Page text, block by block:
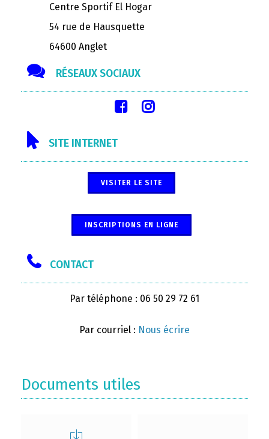
Centre Sportif El Hogar
54 rue de Hausquette
64600 Anglet
RÉSEAUX SOCIAUX
SITE INTERNET
VISITER LE SITE
INSCRIPTIONS EN LIGNE
CONTACT
Par téléphone : 06 50 29 72 61
Par courriel : Nous écrire
Documents utiles